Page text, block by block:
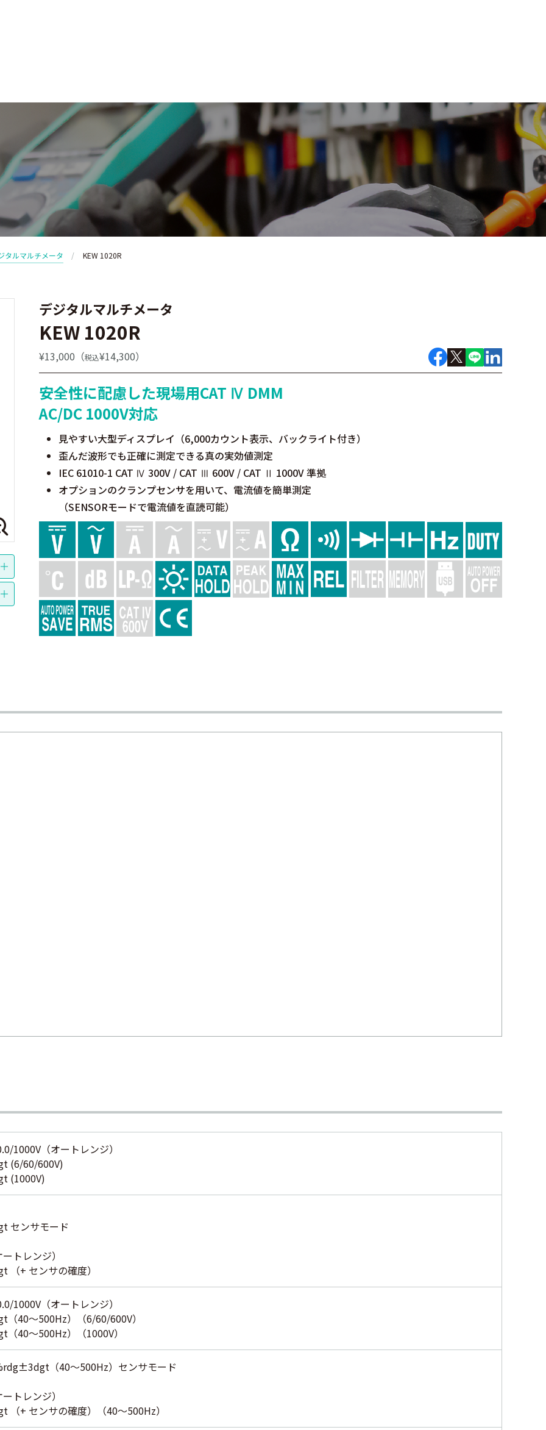
タルマルチメータ KEW 1020R
デジタルマルチメータ
KEW 1020R
¥13,000（税込¥14,300）
安全性に配慮した現場用CAT Ⅳ DMM
AC/DC 1000V対応
見やすい大型ディスプレイ（6,000カウント表示、バックライト付き）
歪んだ波形でも正確に測定できる真の実効値測定
IEC 61010-1 CAT Ⅳ 300V / CAT Ⅲ 600V / CAT Ⅱ 1000V 準拠
オプションのクランプセンサを用いて、電流値を簡単測定
（SENSORモードで電流値を直読可能）
1000V（オートレンジ）
(6/60/600V)
(1000V)
センサモード
トレンジ）
+ センサの確度）
1000V（オートレンジ）
40～500Hz）（6/60/600V）
40～500Hz）（1000V）
（40～500Hz）センサモード
トレンジ）
+ センサの確度）（40～500Hz）